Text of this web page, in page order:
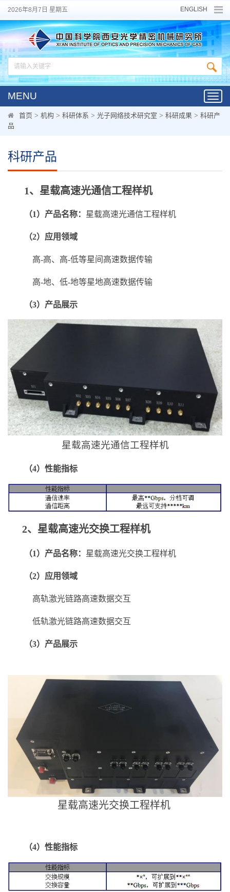
2026年8月7日 星期五 ENGLISH
MENU
首页 > 机构 > 科研体系 > 光子网络技术研究室 > 科研成果 > 科研产
品
科研产品
1、星载高速光通信工程样机
（1）产品名称： 星载高速光通信工程样机
（2）应用领域
高-高、高-低等星间高速数据传输
高-地、低-地等星地高速数据传输
（3）产品展示
星载高速光通信工程样机
（4）性能指标
2、星载高速光交换工程样机
（1）产品名称： 星载高速光交换工程样机
（2）应用领域
高轨激光链路高速数据交互
低轨激光链路高速数据交互
（3）产品展示
星载高速光交换工程样机
（4）性能指标